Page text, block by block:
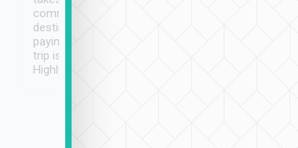
communicating the
destination details and
paying online prior to the
trip is very convenient.
Highly recommended